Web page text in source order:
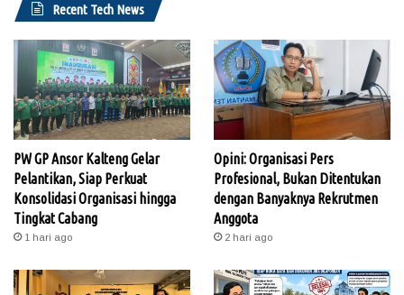
Recent Tech News
PW GP Ansor Kalteng Gelar
Pelantikan, Siap Perkuat
Konsolidasi Organisasi hingga
Tingkat Cabang
1 hari ago
Opini: Organisasi Pers
Profesional, Bukan Ditentukan
dengan Banyaknya Rekrutmen
Anggota
2 hari ago